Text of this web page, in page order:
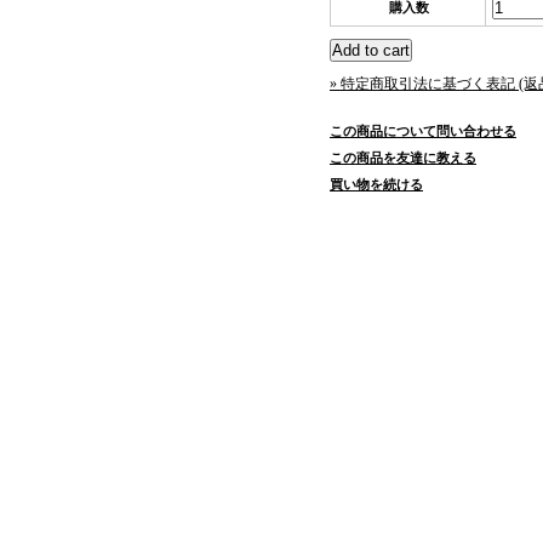
購入数
» 特定商取引法に基づく表記 (返
この商品について問い合わせる
この商品を友達に教える
買い物を続ける